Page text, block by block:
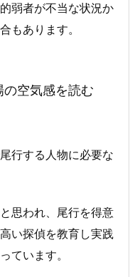
弱者が不当な状況か
もあります。
空気感を読む
行する人物に必要な
思われ、尾行を得意
い探偵を教育し実践
ています。